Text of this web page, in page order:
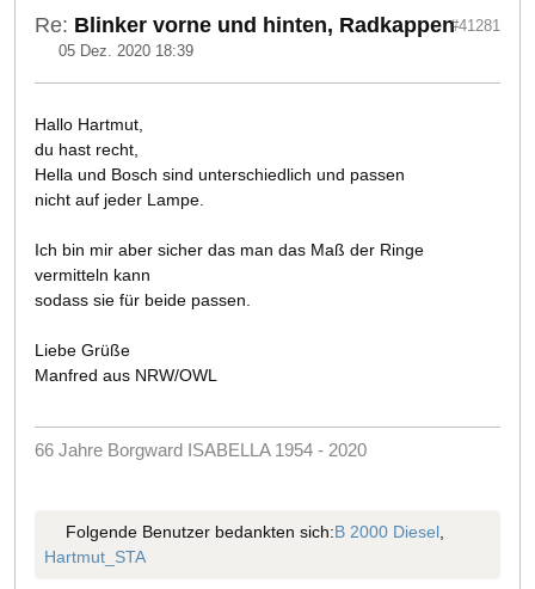
Re: Blinker vorne und hinten, Radkappen
05 Dez. 2020 18:39
#41281
Hallo Hartmut,
du hast recht,
Hella und Bosch sind unterschiedlich und passen
nicht auf jeder Lampe.
Ich bin mir aber sicher das man das Maß der Ringe
vermitteln kann
sodass sie für beide passen.
Liebe Grüße
Manfred aus NRW/OWL
66 Jahre Borgward ISABELLA 1954 - 2020
Folgende Benutzer bedankten sich:B 2000 Diesel,
Hartmut_STA